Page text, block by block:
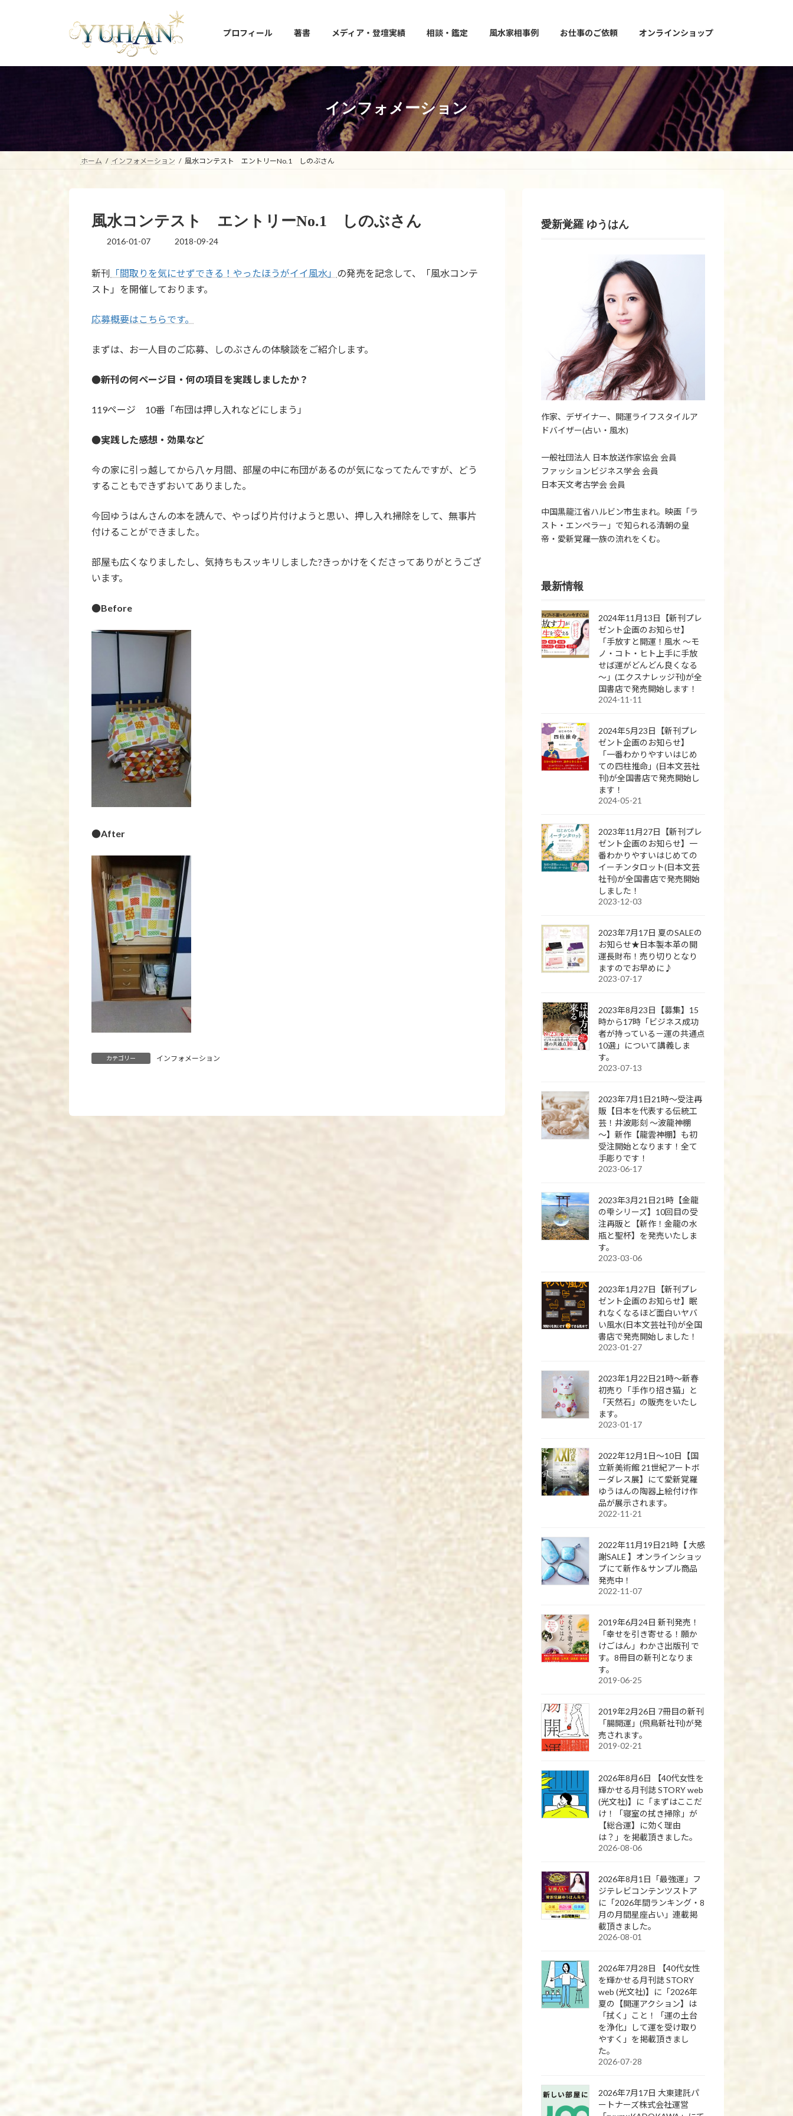
ツ
シ
プロフィール 著書 メディア・登壇実績 相談・鑑定 風水家相事例 お仕事のご依頼 オンラインショップ
インフォメーション
ホーム インフォメーション 風水コンテスト エントリーNo.1 しのぶさん
風水コンテスト エントリーNo.1 しのぶさん
2016-01-07
最
新
日
2018-09-24
新刊 「間取りを気にせずできる！やったほうがイイ風水」 の発売を記念して、「風水コンテ
スト」を開催しております。
応募概要はこちらです。
まずは、お一人目のご応募、しのぶさんの体験談をご紹介します。
●新刊の何ページ目・何の項目を実践しましたか？
119ページ 10番「布団は押し入れなどにしまう」
●実践した感想・効果など
今の家に引っ越してから八ヶ月間、部屋の中に布団があるのが気になってたんですが、どう
することもできずおいてありました。
今回ゆうはんさんの本を読んで、やっぱり片付けようと思い、押し入れ掃除をして、無事片
付けることができました。
部屋も広くなりましたし、気持ちもスッキリしました?きっかけをくださってありがとうござ
います。
●Before
●After
カテゴリー インフォメーション
愛新覚羅 ゆうはん
作家、デザイナー、開運ライフスタイルア
ドバイザー(占い・風水)
一般社団法人 日本放送作家協会 会員
ファッションビジネス学会 会員
日本天文考古学会 会員
中国黒龍江省ハルビン市生まれ。映画「ラ
スト・エンペラー」で知られる清朝の皇
帝・愛新覚羅一族の流れをくむ。
最新情報
2024年11月13日【新刊プレ
ゼント企画のお知らせ】
「手放すと開運！風水 ～モ
ノ・コト・ヒト上手に手放
せば運がどんどん良くなる
～」(エクスナレッジ刊)が全
国書店で発売開始します！
2024-11-11
2024年5月23日【新刊プレ
ゼント企画のお知らせ】
「一番わかりやすいはじめ
ての四柱推命」(日本文芸社
刊)が全国書店で発売開始し
ます！
2024-05-21
2023年11月27日【新刊プレ
ゼント企画のお知らせ】一
番わかりやすいはじめての
イーチンタロット(日本文芸
社刊)が全国書店で発売開始
しました！
2023-12-03
2023年7月17日 夏のSALEの
お知らせ★日本製本革の開
運長財布！売り切りとなり
ますのでお早めに♪
2023-07-17
2023年8月23日【募集】15
時から17時「ビジネス成功
者が持っている－運の共通点
10選」について講義しま
す。
2023-07-13
2023年7月1日21時～受注再
販【日本を代表する伝統工
芸！井波彫刻 ～波龍神棚
～】新作【龍雲神棚】も初
受注開始となります！全て
手彫りです！
2023-06-17
2023年3月21日21時【金龍
の雫シリーズ】10回目の受
注再販と【新作！金龍の水
瓶と聖杯】を発売いたしま
す。
2023-03-06
2023年1月27日【新刊プレ
ゼント企画のお知らせ】眠
れなくなるほど面白いヤバ
い風水(日本文芸社刊)が全国
書店で発売開始しました！
2023-01-27
2023年1月22日21時～新春
初売り「手作り招き猫」と
「天然石」の販売をいたし
ます。
2023-01-17
2022年12月1日～10日【国
立新美術館 21世紀アートボ
ーダレス展】にて愛新覚羅
ゆうはんの陶器上絵付け作
品が展示されます。
2022-11-21
2022年11月19日21時【 大感
謝SALE 】オンラインショッ
プにて新作＆サンプル商品
発売中！
2022-11-07
2019年6月24日 新刊発売！
「幸せを引き寄せる！願か
けごはん」わかさ出版刊 で
す。8冊目の新刊となりま
す。
2019-06-25
2019年2月26日 7冊目の新刊
「腸開運」(飛鳥新社刊)が発
売されます。
2019-02-21
2026年8月6日 【40代女性を
輝かせる月刊誌 STORY web
(光文社)】に「まずはここだ
け！「寝室の拭き掃除」が
【総合運】に効く理由
は？」を掲載頂きました。
2026-08-06
2026年8月1日「最強運」フ
ジテレビコンテンツストア
に「2026年間ランキング・8
月の月間星座占い」連載掲
載頂きました。
2026-08-01
2026年7月28日 【40代女性
を輝かせる月刊誌 STORY
web (光文社)】に「2026年
夏の【開運アクション】は
「拭く」こと！「運の土台
を浄化」して運を受け取り
やすく」を掲載頂きまし
た。
2026-07-28
2026年7月17日 大東建託パ
ートナーズ株式会社運営